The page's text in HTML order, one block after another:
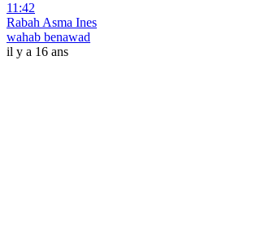
11:42
Rabah Asma Ines
wahab benawad
il y a 16 ans